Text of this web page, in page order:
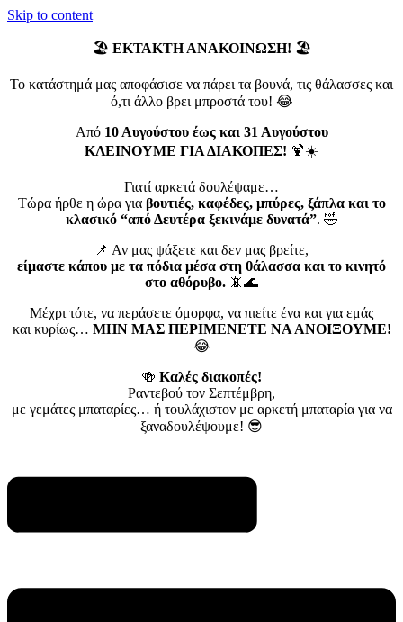
Skip to content
🏖️ ΕΚΤΑΚΤΗ ΑΝΑΚΟΙΝΩΣΗ! 🏖️
Το κατάστημά μας αποφάσισε να πάρει τα βουνά, τις θάλασσες και
ό,τι άλλο βρει μπροστά του! 😂
Από 10 Αυγούστου έως και 31 Αυγούστου
ΚΛΕΙΝΟΥΜΕ ΓΙΑ ΔΙΑΚΟΠΕΣ! 🍹☀️
Γιατί αρκετά δουλέψαμε…
Τώρα ήρθε η ώρα για βουτιές, καφέδες, μπύρες, ξάπλα και το
κλασικό “από Δευτέρα ξεκινάμε δυνατά”. 🤣
📌 Αν μας ψάξετε και δεν μας βρείτε,
είμαστε κάπου με τα πόδια μέσα στη θάλασσα και το κινητό
στο αθόρυβο. 📵🌊
Μέχρι τότε, να περάσετε όμορφα, να πιείτε ένα και για εμάς
και κυρίως… ΜΗΝ ΜΑΣ ΠΕΡΙΜΕΝΕΤΕ ΝΑ ΑΝΟΙΞΟΥΜΕ!
😂
🍻 Καλές διακοπές!
Ραντεβού τον Σεπτέμβρη,
με γεμάτες μπαταρίες… ή τουλάχιστον με αρκετή μπαταρία για να
ξαναδουλέψουμε! 😎